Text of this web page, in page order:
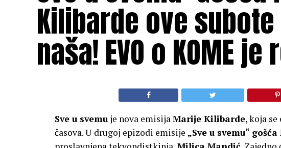
Kilibarde ove
naša! EVO o KOME je
Sve u svemu je nova emisijaMarije Kilibarde, koja
časova. U drugoj epizodi emisije „Sve u svemu“